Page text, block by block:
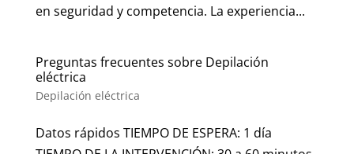
en seguridad y competencia. La experiencia...
Preguntas frecuentes sobre Depilación
eléctrica
Depilación eléctrica
Datos rápidos TIEMPO DE ESPERA: 1 día